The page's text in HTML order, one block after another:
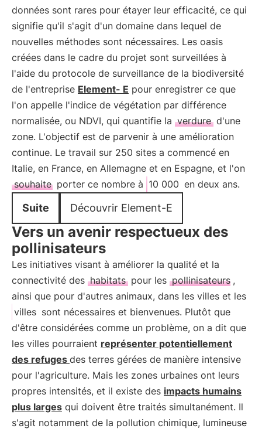
données sont rares pour étayer leur efficacité, ce qui
signifie qu'il s'agit d'un domaine dans lequel de
nouvelles méthodes sont nécessaires. Les oasis
créées dans le cadre du projet sont surveillées à
l'aide du protocole de surveillance de la biodiversité
de l'entreprise Element- E pour enregistrer ce que
l'on appelle l'indice de végétation par différence
normalisée, ou NDVI, qui quantifie la verdure d'une
zone. L'objectif est de parvenir à une amélioration
continue. Le travail sur 250 sites a commencé en
Italie, en France, en Allemagne et en Espagne, et l'on
souhaite porter ce nombre à 10 000 en deux ans.
Suite Découvrir Element-E
Vers un avenir respectueux des
pollinisateurs
Les initiatives visant à améliorer la qualité et la
connectivité des habitats pour les pollinisateurs ,
ainsi que pour d'autres animaux, dans les villes et les
villes sont nécessaires et bienvenues. Plutôt que
d'être considérées comme un problème, on a dit que
les villes pourraient représenter potentiellement
des refuges des terres gérées de manière intensive
pour l'agriculture. Mais les zones urbaines ont leurs
propres intensités, et il existe des impacts humains
plus larges qui doivent être traités simultanément. Il
s'agit notamment de la pollution chimique, lumineuse